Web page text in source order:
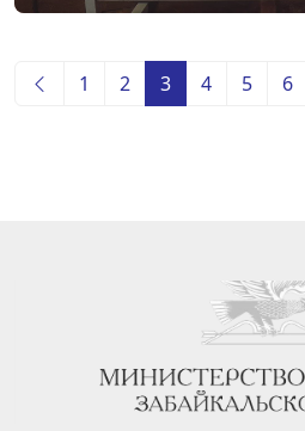
1 2 3 4 5 6